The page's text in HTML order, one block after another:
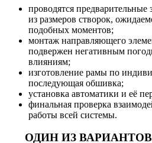
проводятся предварительные
из размеров створок,
подобных моментов;
монтаж направляющего
подвержен негативным
влияниям;
изготовление рамы по
последующая обшивка;
установка автоматики и её
финальная проверка
работы всей системы.
ОДИН ИЗ